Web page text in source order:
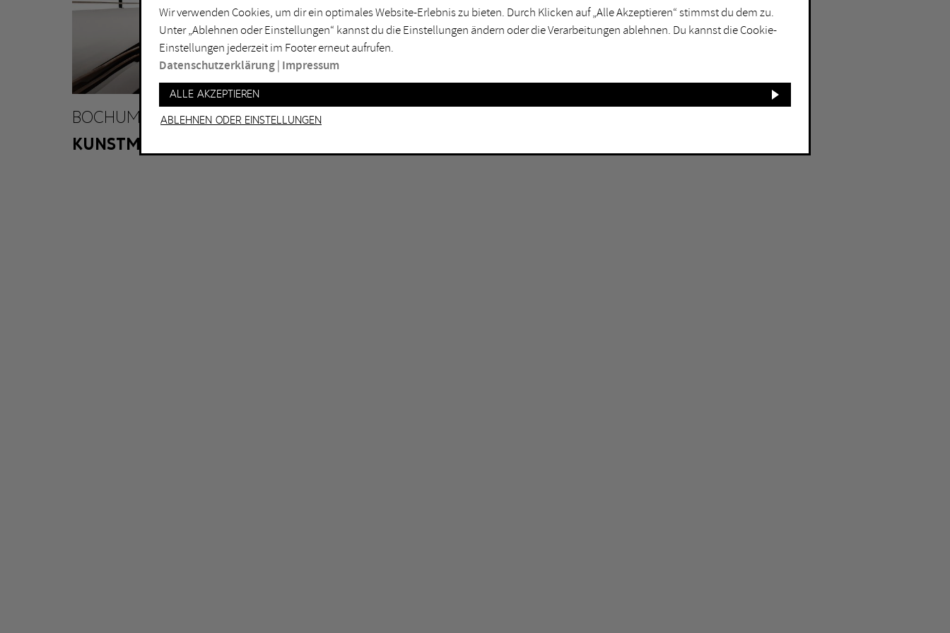
Lichtkunst
Performance
Skulptur
Duisburg
Essen
Hagen
Hamm
Mülheim an der Ruhr
Oberhausen
Unna
Witten
BOCHUM
KUNSTMUSEUM BOCHUM
Wir verwenden Cookies, um dir ein optimales Website-Erlebnis zu bieten. Durch Klicken auf „Alle Akzeptieren“ stimmst du dem zu.
Unter „Ablehnen oder Einstellungen“ kannst du die Einstellungen ändern oder die Verarbeitungen ablehnen. Du kannst die Cookie-
Einstellungen jederzeit im Footer erneut aufrufen.
Datenschutzerklärung| Impressum
Alle akzeptieren
Ablehnen oder Einstellungen